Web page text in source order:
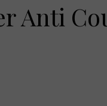
Anti